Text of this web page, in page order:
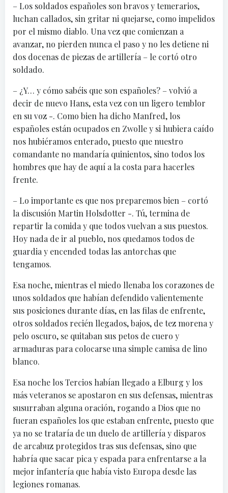
– Los soldados españoles son bravos y temerarios,
luchan callados, sin gritar ni quejarse, como impelidos
por el mismo diablo. Una vez que comienzan a
avanzar, no pierden nunca el paso y no les detiene ni
dos docenas de piezas de artillería – le cortó otro
soldado.
– ¿Y… y cómo sabéis que son españoles? – volvió a
decir de nuevo Hans, esta vez con un ligero temblor
en su voz -. Como bien ha dicho Manfred, los
españoles están ocupados en Zwolle y si hubiera caído
nos hubiéramos enterado, puesto que nuestro
comandante no mandaría quinientos, sino todos los
hombres que hay de aquí a la costa para hacerles
frente.
– Lo importante es que nos preparemos bien – cortó
la discusión Martin Holsdotter -. Tú, termina de
repartir la comida y que todos vuelvan a sus puestos.
Hoy nada de ir al pueblo, nos quedamos todos de
guardia y encended todas las antorchas que
tengamos.
Esa noche, mientras el miedo llenaba los corazones de
unos soldados que habían defendido valientemente
sus posiciones durante días, en las filas de enfrente,
otros soldados recién llegados, bajos, de tez morena y
pelo oscuro, se quitaban sus petos de cuero y
armaduras para colocarse una simple camisa de lino
blanco.
Esa noche los Tercios habían llegado a Elburg y los
más veteranos se apostaron en sus defensas, mientras
susurraban alguna oración, rogando a Dios que no
fueran españoles los que estaban enfrente, puesto que
ya no se trataría de un duelo de artillería y disparos
de arcabuz protegidos tras sus defensas, sino que
habría que sacar pica y espada para enfrentarse a la
mejor infantería que había visto Europa desde las
legiones romanas.